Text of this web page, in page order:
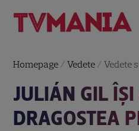
Homepage /Vedete /Vedete
JULIÁN GIL
DRAGOSTEA